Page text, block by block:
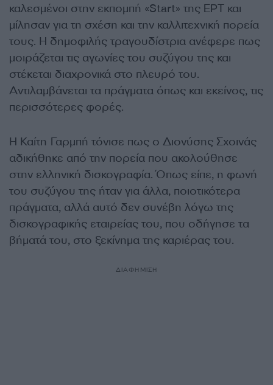
καλεσμένοι στην εκπομπή «Start» της ΕΡΤ και
μίλησαν για τη σχέση και την καλλιτεχνική πορεία
τους. Η δημοφιλής τραγουδίστρια ανέφερε πως
μοιράζεται τις αγωνίες του συζύγου της και
στέκεται διαχρονικά στο πλευρό του.
Αντιλαμβάνεται τα πράγματα όπως και εκείνος, τις
περισσότερες φορές.
Η Καίτη Γαρμπή τόνισε πως ο Διονύσης Σχοινάς
αδικήθηκε από την πορεία που ακολούθησε
στην ελληνική δισκογραφία. Όπως είπε, η φωνή
του συζύγου της ήταν για άλλα, ποιοτικότερα
πράγματα, αλλά αυτό δεν συνέβη λόγω της
δισκογραφικής εταιρείας του, που οδήγησε τα
βήματά του, στο ξεκίνημα της καριέρας του.
ΔΙΑΦΗΜΙΣΗ